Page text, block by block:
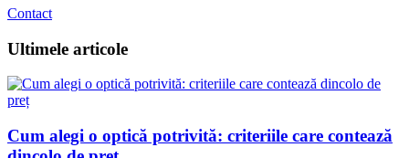
Contact
Ultimele articole
Cum alegi o optică potrivită: criteriile care contează